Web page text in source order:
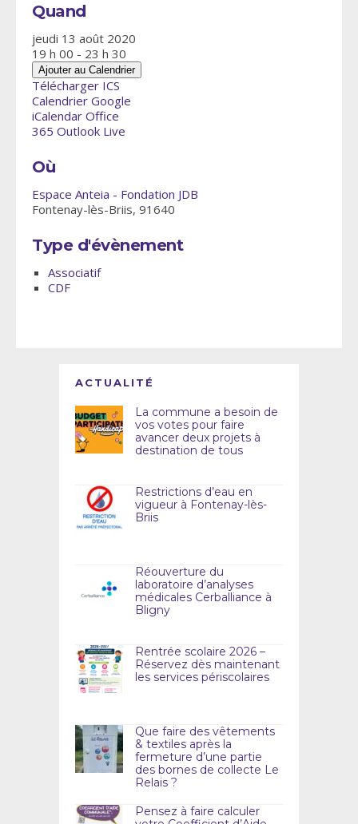
Quand
jeudi 13 août 2020
19 h 00 - 23 h 30
Ajouter au Calendrier
Télécharger ICS
Calendrier Google
iCalendar Office
365 Outlook Live
Où
Espace Anteia - Fondation JDB
Fontenay-lès-Briis, 91640
Type d'évènement
Associatif
CDF
ACTUALITÉ
La commune a besoin de
vos votes pour faire
avancer deux projets à
destination de tous
Restrictions d’eau en
vigueur à Fontenay-lès-
Briis
Réouverture du
laboratoire d’analyses
médicales Cerballiance à
Bligny
Rentrée scolaire 2026 –
Réservez dès maintenant
les services périscolaires
Que faire des vêtements
& textiles après la
fermeture d’une partie
des bornes de collecte Le
Relais ?
Pensez à faire calculer